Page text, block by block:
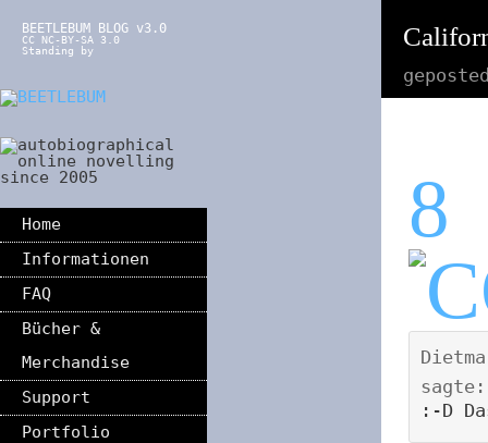
BEETLEBUM BLOG v3.0
CC NC-BY-SA 3.0
Standing by
Home
Informationen
FAQ
Bücher &
Merchandise
Support
Portfolio
8
sagte:
:-D